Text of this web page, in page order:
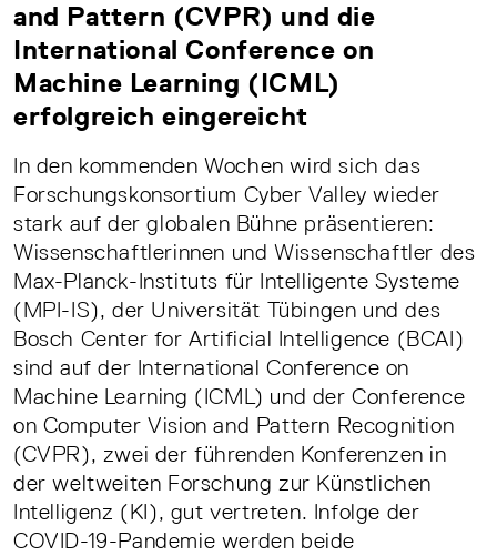
and Pattern (CVPR) und die
International Conference on
Machine Learning (ICML)
erfolgreich eingereicht
In den kommenden Wochen wird sich das
Forschungskonsortium Cyber Valley wieder
stark auf der globalen Bühne präsentieren:
Wissenschaftlerinnen und Wissenschaftler des
Max-Planck-Instituts für Intelligente Systeme
(MPI-IS), der Universität Tübingen und des
Bosch Center for Artificial Intelligence (BCAI)
sind auf der International Conference on
Machine Learning (ICML) und der Conference
on Computer Vision and Pattern Recognition
(CVPR), zwei der führenden Konferenzen in
der weltweiten Forschung zur Künstlichen
Intelligenz (KI), gut vertreten. Infolge der
COVID-19-Pandemie werden beide